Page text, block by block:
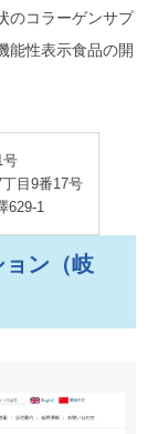
のコラーゲンサプ
能性表示食品の開
号
目9番17号
629-1
ン（岐